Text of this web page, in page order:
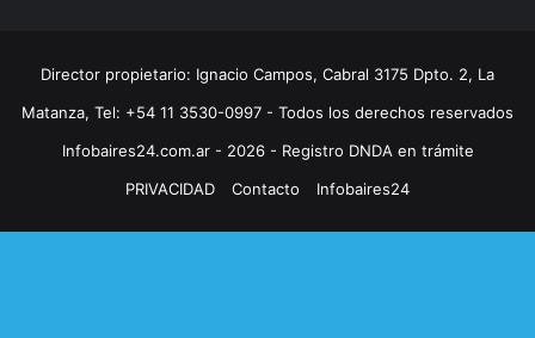
Director propietario: Ignacio Campos, Cabral 3175 Dpto. 2, La
Matanza, Tel: +54 11 3530-0997 - Todos los derechos reservados
Infobaires24.com.ar - 2026 - Registro DNDA en trámite
PRIVACIDAD
Contacto Infobaires24